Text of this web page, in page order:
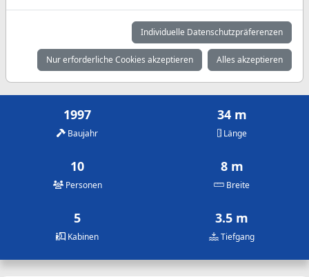
Mai Juni
4.500 €
Juli
5.250 €
August
5.250 €
September
4.500 €
Oktober
3.750 €
1997
Baujahr
34 m
Länge
10
Personen
8 m
Breite
5
Kabinen
3.5 m
Tiefgang
Individuelle Datenschutzpräferenzen
Nur erforderliche Cookies akzeptieren Alles akzeptieren